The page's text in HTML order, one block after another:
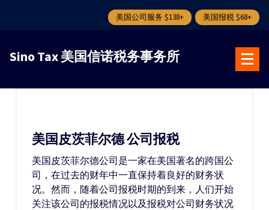
美国公司服务 $138+ 美国报税 $68+
Sino Tax 美国信诺税务事务所
美国皮茨菲尔德 公司报税
美国皮茨菲尔德公司是一家在美国著名的跨国公
司，在过去的财年中一直保持着良好的财务状
况。然而，随着公司报税时期的到来，人们开始
关注该公司的报税情况以及报税对公司财务状况